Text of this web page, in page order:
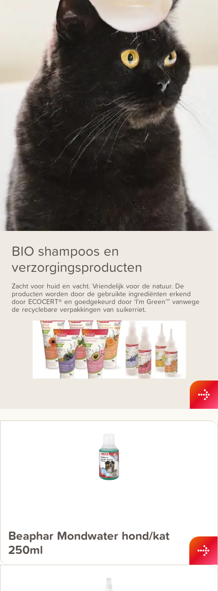
BIO shampoos en
verzorgingsproducten
Zacht voor huid en vacht. Vriendelijk voor de natuur. De
producten worden door de gebruikte ingrediënten erkend
door ECOCERT® en goedgekeurd door ‘I’m Green™’ vanwege
de recyclebare verpakkingen van suikerriet.
Beaphar Mondwater hond/kat
250ml